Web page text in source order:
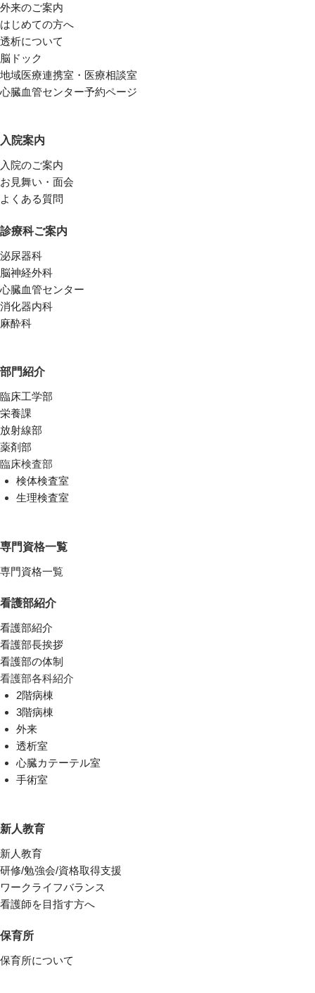
外来のご案内
はじめての方へ
透析について
脳ドック
地域医療連携室・医療相談室
心臓血管センター予約ページ
入院案内
入院のご案内
お見舞い・面会
よくある質問
診療科ご案内
泌尿器科
脳神経外科
心臓血管センター
消化器内科
麻酔科
部門紹介
臨床工学部
栄養課
放射線部
薬剤部
臨床検査部
検体検査室
生理検査室
専門資格一覧
専門資格一覧
看護部紹介
看護部紹介
看護部長挨拶
看護部の体制
看護部各科紹介
2階病棟
3階病棟
外来
透析室
心臓カテーテル室
手術室
新人教育
新人教育
研修/勉強会/資格取得支援
ワークライフバランス
看護師を目指す方へ
保育所
保育所について